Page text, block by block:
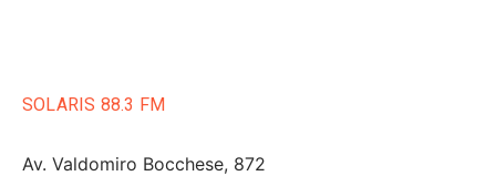
SOLARIS 88.3 FM
Av. Valdomiro Bocchese, 872